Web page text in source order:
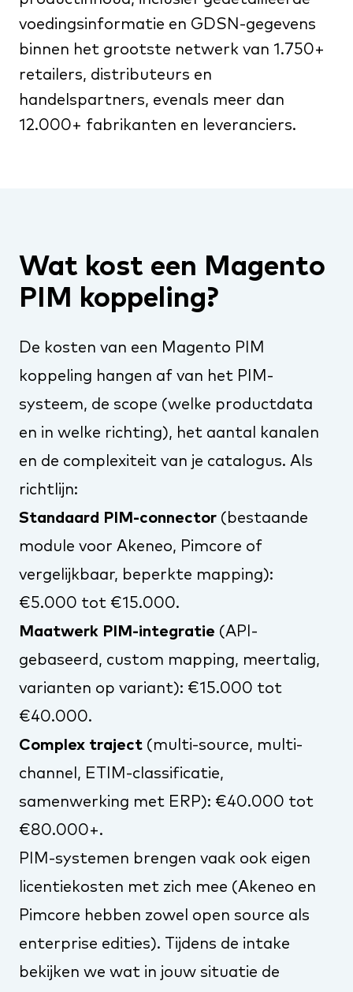
voedingsinformatie en GDSN-gegevens
binnen het grootste netwerk van 1.750+
retailers, distributeurs en
handelspartners, evenals meer dan
12.000+ fabrikanten en leveranciers.
Wat kost een Magento
PIM koppeling?
De kosten van een Magento PIM
koppeling hangen af van het PIM-
systeem, de scope (welke productdata
en in welke richting), het aantal kanalen
en de complexiteit van je catalogus. Als
richtlijn:
Standaard PIM-connector (bestaande
module voor Akeneo, Pimcore of
vergelijkbaar, beperkte mapping):
€5.000 tot €15.000.
Maatwerk PIM-integratie (API-
gebaseerd, custom mapping, meertalig,
varianten op variant): €15.000 tot
€40.000.
Complex traject (multi-source, multi-
channel, ETIM-classificatie,
samenwerking met ERP): €40.000 tot
€80.000+.
PIM-systemen brengen vaak ook eigen
licentiekosten met zich mee (Akeneo en
Pimcore hebben zowel open source als
enterprise edities). Tijdens de intake
bekijken we wat in jouw situatie de